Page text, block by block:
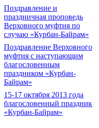
Поздравление и
праздничная проповедь
Верховного муфтия по
случаю «Курбан-Байрам»
Поздравление Верховного
муфтия с наступающим
благословенным
праздником «Курбан-
Байрам»
15-17 октября 2013 года
благословенный праздник
«Курбан-Байрам»